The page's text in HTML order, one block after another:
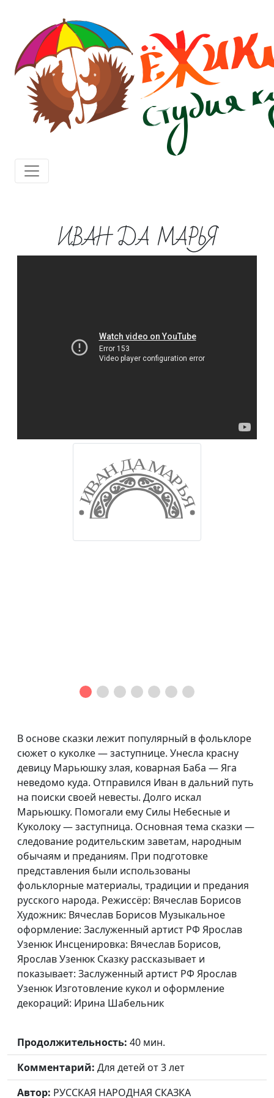
ИВАН ДА МАРЬЯ
В основе сказки лежит популярный в фольклоре
сюжет о куколке — заступнице. Унесла красну
девицу Марьюшку злая, коварная Баба — Яга
неведомо куда. Отправился Иван в дальний путь
на поиски своей невесты. Долго искал
Марьюшку. Помогали ему Силы Небесные и
Куколоку — заступница. Основная тема сказки —
следование родительским заветам, народным
обычаям и преданиям. При подготовке
представления были использованы
фольклорные материалы, традиции и предания
русского народа. Режиссёр: Вячеслав Борисов
Художник: Вячеслав Борисов Музыкальное
оформление: Заслуженный артист РФ Ярослав
Узенюк Инсценировка: Вячеслав Борисов,
Ярослав Узенюк Сказку рассказывает и
показывает: Заслуженный артист РФ Ярослав
Узенюк Изготовление кукол и оформление
декораций: Ирина Шабельник
Продолжительность: 40 мин.
Комментарий: Для детей от 3 лет
Автор: РУССКАЯ НАРОДНАЯ СКАЗКА